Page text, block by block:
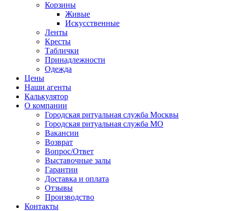
Корзины
Живые
Искусственные
Ленты
Кресты
Таблички
Принадлежности
Одежда
Цены
Наши агенты
Калькулятор
О компании
Городская ритуальная служба Москвы
Городская ритуальная служба МО
Вакансии
Возврат
Вопрос/Ответ
Выставочные залы
Гарантии
Доставка и оплата
Отзывы
Производство
Контакты